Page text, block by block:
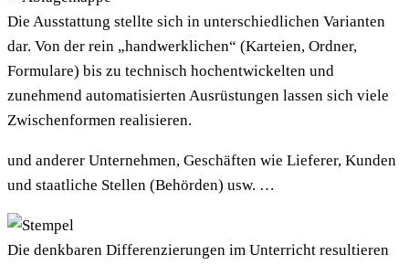
Die Ausstattung stellte sich in unterschiedlichen Varianten
dar. Von der rein „handwerklichen“ (Karteien, Ordner,
Formulare) bis zu technisch hochentwickelten und
zunehmend automatisierten Ausrüstungen lassen sich viele
Zwischenformen realisieren.
und anderer Unternehmen, Geschäften wie Lieferer, Kunden
und staatliche Stellen (Behörden) usw. …
Die denkbaren Differenzierungen im Unterricht resultieren